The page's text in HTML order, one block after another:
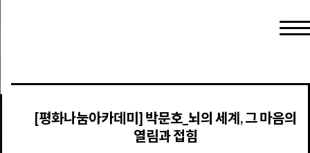
[평화나눔아카데미] 박문호_뇌의 세계, 그 마음의
열림과 접힘